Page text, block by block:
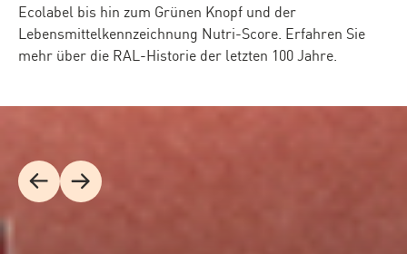
Ecolabel bis hin zum Grünen Knopf und der
Lebensmittelkennzeichnung Nutri-Score. Erfahren Sie
mehr über die RAL-Historie der letzten 100 Jahre.